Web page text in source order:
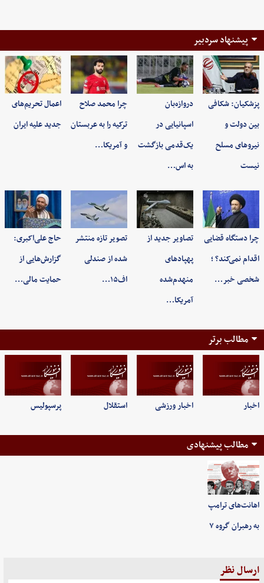
پیشنهاد سردبیر
پزشکیان: شکافی
بین دولت و
نیروهای مسلح
نیست
دروازه‌بان
اسپانیایی در
یک‌قدمی بازگشت
به اس…
چرا محمد صلاح
ترکیه را به عربستان
و آمریکا…
اعمال تحریم‌های
جدید علیه ایران
چرا دستگاه قضایی
اقدام نمی‌کند؟ ؛
شخصی خبر…
تصاویر جدید از
پهپادهای
منهدم‌شده
آمریکا…
تصویر تازه منتشر
شده از صندلی
اف۱۵…
حاج علی‌اکبری:
گزارش‌هایی از
حمایت مالی…
مطالب برتر
اخبار اخبار ورزشی استقلال پرسپولیس
مطالب پیشنهادی
اهانت‌های ترامپ
به رهبران گروه ۷
ارسال نظر